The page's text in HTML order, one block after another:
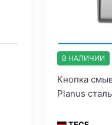
В НАЛИЧИИ
Кнопка
Planus